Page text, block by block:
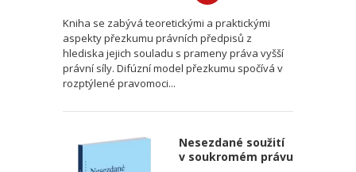
Kniha se zabývá teoretickými a praktickými
aspekty přezkumu právních předpisů z
hlediska jejich souladu s prameny práva vyšší
právní síly. Difúzní model přezkumu spočívá v
rozptýlené pravomoci...
Nesezdané soužití
v soukromém právu